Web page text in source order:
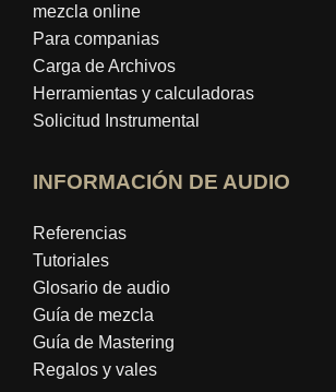
mezcla online
Para companias
Carga de Archivos
Herramientas y calculadoras
Solicitud Instrumental
INFORMACIÓN DE AUDIO
Referencias
Tutoriales
Glosario de audio
Guía de mezcla
Guía de Mastering
Regalos y vales